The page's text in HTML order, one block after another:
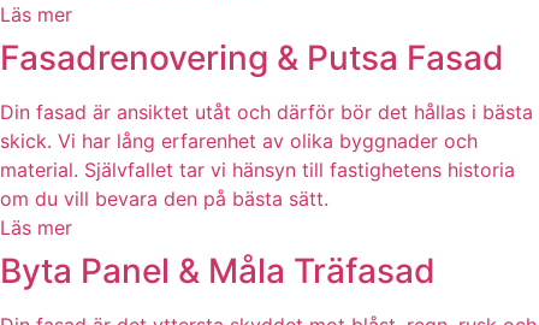
Läs mer
Fasadrenovering & Putsa Fasad
Din fasad är ansiktet utåt och därför bör det hållas i bästa
skick. Vi har lång erfarenhet av olika byggnader och
material. Självfallet tar vi hänsyn till fastighetens historia
om du vill bevara den på bästa sätt.
Läs mer
Byta Panel & Måla Träfasad